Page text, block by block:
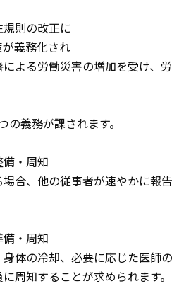
規則の改正に
義務化され
よる労働災害の増加を受け、
の義務が課されます。
備・周知
合、他の従事者が速やかに報
備・周知
体の冷却、必要に応じた医師
周知することが求められます。